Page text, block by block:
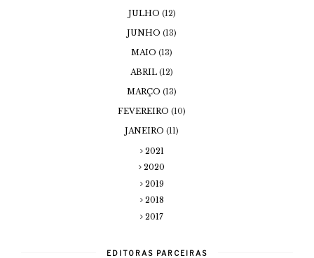
JULHO (12)
JUNHO (13)
MAIO (13)
ABRIL (12)
MARÇO (13)
FEVEREIRO (10)
JANEIRO (11)
2021
2020
2019
2018
2017
EDITORAS PARCEIRAS